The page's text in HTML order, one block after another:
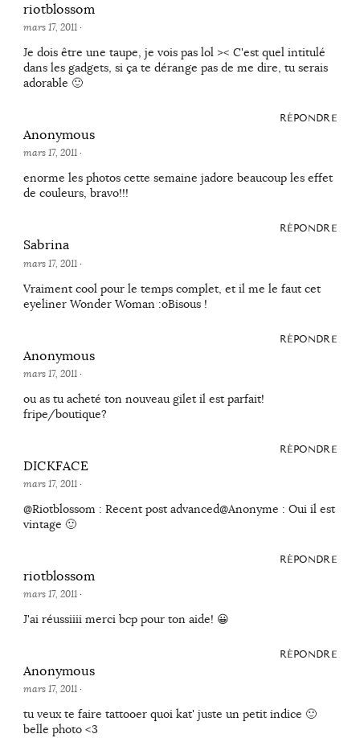
riotblossom
mars 17, 2011·
Je dois être une taupe, je vois pas lol >< C'est quel intitulé
dans les gadgets, si ça te dérange pas de me dire, tu serais
adorable 🙂
RÉPONDRE
Anonymous
mars 17, 2011·
enorme les photos cette semaine jadore beaucoup les effet
de couleurs, bravo!!!
RÉPONDRE
Sabrina
mars 17, 2011·
Vraiment cool pour le temps complet, et il me le faut cet
eyeliner Wonder Woman :oBisous !
RÉPONDRE
Anonymous
mars 17, 2011·
ou as tu acheté ton nouveau gilet il est parfait!
fripe/boutique?
RÉPONDRE
DICKFACE
mars 17, 2011·
@Riotblossom : Recent post advanced@Anonyme : Oui il est
vintage 🙂
RÉPONDRE
riotblossom
mars 17, 2011·
J'ai réussiiii merci bcp pour ton aide! 😀
RÉPONDRE
Anonymous
mars 17, 2011·
tu veux te faire tattooer quoi kat' juste un petit indice 🙂
belle photo <3